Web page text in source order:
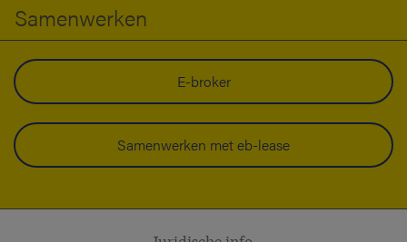
Samenwerken
E-broker
Samenwerken met eb-lease